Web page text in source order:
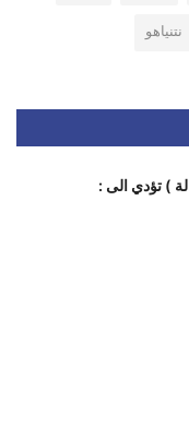
نتنياهو
) تؤدي الى :